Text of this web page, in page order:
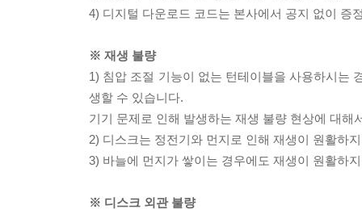
4) 디지털 다운로드 코드는 본사에서 공지 없이 증
※ 재생 불량
1) 침압 조절 기능이 없는 턴테이블을 사용하시는
생할 수 있습니다.
기기 문제로 인해 발생하는 재생 불량 현상에 대
2) 디스크는 정전기와 먼지로 인해 재생이 원활하
3) 바늘에 먼지가 쌓이는 경우에도 재생이 원활하
※ 디스크 외관 불량